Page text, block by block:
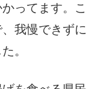
ってます。こ
我慢できずに
。